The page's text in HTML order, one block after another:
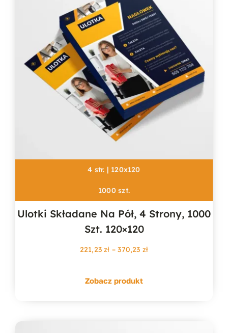
4 str. | 120x120
1000 szt.
Ulotki Składane Na Pół, 4 Strony, 1000
Szt. 120×120
221,23zł – 370,23 złZakres
Zobacz produkt